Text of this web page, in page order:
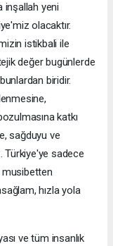
inşallah yeni
olacaktır.
istikbali ile
değer bugünlerde
biridir.
katkı
sağduyu ve
sadece
musibetten
hızla yola
ve tüm insanlık